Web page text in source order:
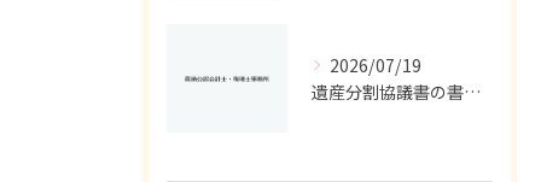
2026/07/19
遺産分割協議書の書き方と相続手続きを自分で進めるための実践ポイント